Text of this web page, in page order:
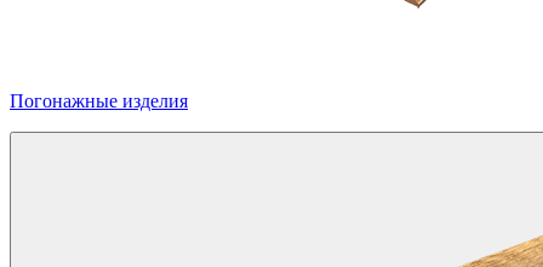
Погонажные изделия